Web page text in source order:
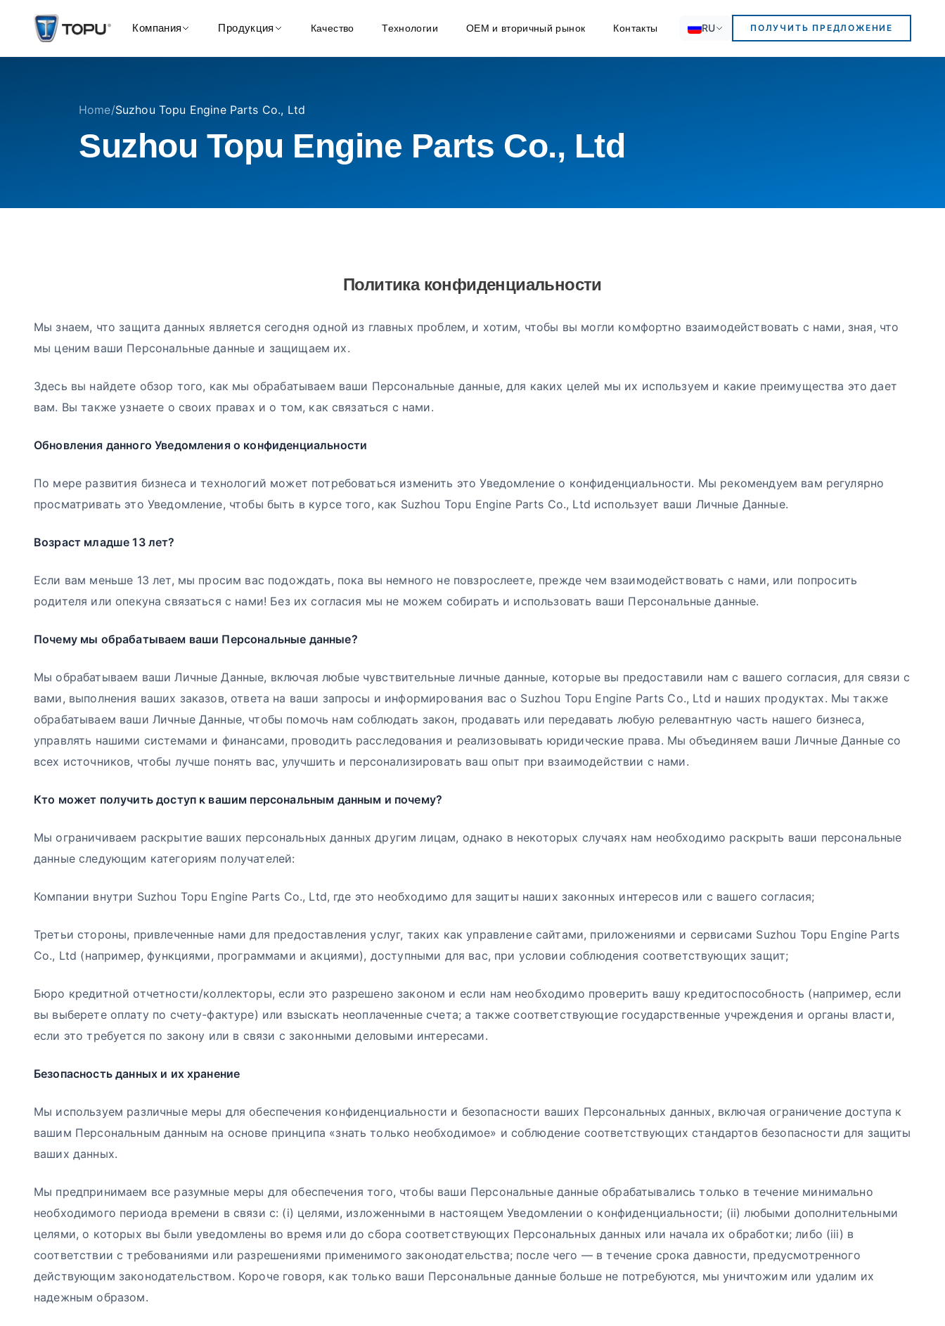
Компания Продукция Качество Технологии OEM и вторичный рынок Контакты RU ПОЛУЧИТЬ ПРЕДЛОЖЕНИЕ
Home/Suzhou Topu Engine Parts Co., Ltd
Suzhou Topu Engine Parts Co., Ltd
Политика конфиденциальности
Мы знаем, что защита данных является сегодня одной из главных проблем, и хотим, чтобы вы могли комфортно взаимодействовать с нами, зная, что
мы ценим ваши Персональные данные и защищаем их.
Здесь вы найдете обзор того, как мы обрабатываем ваши Персональные данные, для каких целей мы их используем и какие преимущества это дает
вам. Вы также узнаете о своих правах и о том, как связаться с нами.
Обновления данного Уведомления о конфиденциальности
По мере развития бизнеса и технологий может потребоваться изменить это Уведомление о конфиденциальности. Мы рекомендуем вам регулярно
просматривать это Уведомление, чтобы быть в курсе того, как Suzhou Topu Engine Parts Co., Ltd использует ваши Личные Данные.
Возраст младше 13 лет?
Если вам меньше 13 лет, мы просим вас подождать, пока вы немного не повзрослеете, прежде чем взаимодействовать с нами, или попросить
родителя или опекуна связаться с нами! Без их согласия мы не можем собирать и использовать ваши Персональные данные.
Почему мы обрабатываем ваши Персональные данные?
Мы обрабатываем ваши Личные Данные, включая любые чувствительные личные данные, которые вы предоставили нам с вашего согласия, для связи с
вами, выполнения ваших заказов, ответа на ваши запросы и информирования вас о Suzhou Topu Engine Parts Co., Ltd и наших продуктах. Мы также
обрабатываем ваши Личные Данные, чтобы помочь нам соблюдать закон, продавать или передавать любую релевантную часть нашего бизнеса,
управлять нашими системами и финансами, проводить расследования и реализовывать юридические права. Мы объединяем ваши Личные Данные со
всех источников, чтобы лучше понять вас, улучшить и персонализировать ваш опыт при взаимодействии с нами.
Кто может получить доступ к вашим персональным данным и почему?
Мы ограничиваем раскрытие ваших персональных данных другим лицам, однако в некоторых случаях нам необходимо раскрыть ваши персональные
данные следующим категориям получателей:
Компании внутри Suzhou Topu Engine Parts Co., Ltd, где это необходимо для защиты наших законных интересов или с вашего согласия;
Третьи стороны, привлеченные нами для предоставления услуг, таких как управление сайтами, приложениями и сервисами Suzhou Topu Engine Parts
Co., Ltd (например, функциями, программами и акциями), доступными для вас, при условии соблюдения соответствующих защит;
Бюро кредитной отчетности/коллекторы, если это разрешено законом и если нам необходимо проверить вашу кредитоспособность (например, если
вы выберете оплату по счету-фактуре) или взыскать неоплаченные счета; а также соответствующие государственные учреждения и органы власти,
если это требуется по закону или в связи с законными деловыми интересами.
Безопасность данных и их хранение
Мы используем различные меры для обеспечения конфиденциальности и безопасности ваших Персональных данных, включая ограничение доступа к
вашим Персональным данным на основе принципа «знать только необходимое» и соблюдение соответствующих стандартов безопасности для защиты
ваших данных.
Мы предпринимаем все разумные меры для обеспечения того, чтобы ваши Персональные данные обрабатывались только в течение минимально
необходимого периода времени в связи с: (i) целями, изложенными в настоящем Уведомлении о конфиденциальности; (ii) любыми дополнительными
целями, о которых вы были уведомлены во время или до сбора соответствующих Персональных данных или начала их обработки; либо (iii) в
соответствии с требованиями или разрешениями применимого законодательства; после чего — в течение срока давности, предусмотренного
действующим законодательством. Короче говоря, как только ваши Персональные данные больше не потребуются, мы уничтожим или удалим их
надежным образом.